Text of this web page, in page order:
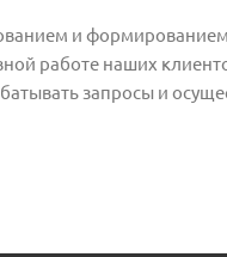
и формированием
работе наших
запросы и